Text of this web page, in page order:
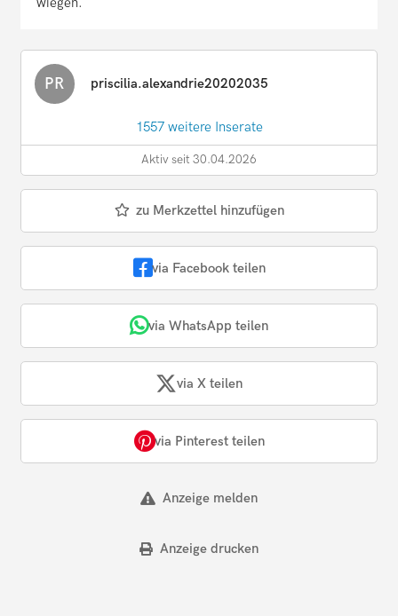
PR priscilia.alexandrie20202035
1557 weitere Inserate
Aktiv seit 30.04.2026
zu Merkzettel hinzufügen
via Facebook teilen
via WhatsApp teilen
via X teilen
via Pinterest teilen
Anzeige melden
Anzeige drucken